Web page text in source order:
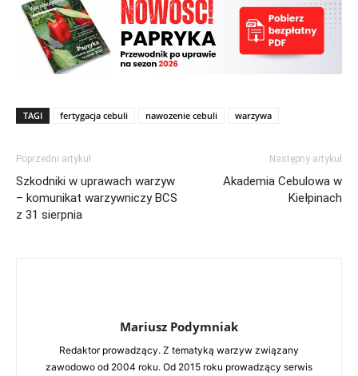
TAGI fertygacja cebuli nawozenie cebuli warzywa
Poprzedni artykuł
Szkodniki w uprawach warzyw
– komunikat warzywniczy BCS
z 31 sierpnia
Następny artykuł
Akademia Cebulowa w
Kiełpinach
Mariusz Podymniak
Redaktor prowadzący. Z tematyką warzyw związany
zawodowo od 2004 roku. Od 2015 roku prowadzący serwis